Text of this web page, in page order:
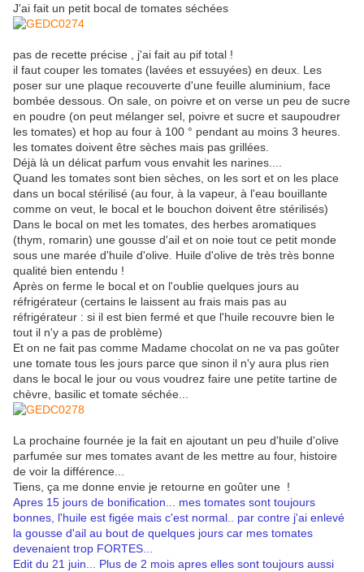
J'ai fait un petit bocal de tomates séchées
pas de recette précise , j'ai fait au pif total !
il faut couper les tomates (lavées et essuyées) en deux. Les
poser sur une plaque recouverte d'une feuille aluminium, face
bombée dessous. On sale, on poivre et on verse un peu de sucre
en poudre (on peut mélanger sel, poivre et sucre et saupoudrer
les tomates) et hop au four à 100 ° pendant au moins 3 heures.
les tomates doivent être sèches mais pas grillées.
Déjà là un délicat parfum vous envahit les narines....
Quand les tomates sont bien sèches, on les sort et on les place
dans un bocal stérilisé (au four, à la vapeur, à l'eau bouillante
comme on veut, le bocal et le bouchon doivent être stérilisés)
Dans le bocal on met les tomates, des herbes aromatiques
(thym, romarin) une gousse d'ail et on noie tout ce petit monde
sous une marée d'huile d'olive. Huile d'olive de très très bonne
qualité bien entendu !
Après on ferme le bocal et on l'oublie quelques jours au
réfrigérateur (certains le laissent au frais mais pas au
réfrigérateur : si il est bien fermé et que l'huile recouvre bien le
tout il n'y a pas de problème)
Et on ne fait pas comme Madame chocolat on ne va pas goûter
une tomate tous les jours parce que sinon il n'y aura plus rien
dans le bocal le jour ou vous voudrez faire une petite tartine de
chèvre, basilic et tomate séchée...
La prochaine fournée je la fait en ajoutant un peu d'huile d'olive
parfumée sur mes tomates avant de les mettre au four, histoire
de voir la différence...
Tiens, ça me donne envie je retourne en goûter une !
Apres 15 jours de bonification... mes tomates sont toujours
bonnes, l'huile est figée mais c'est normal.. par contre j'ai enlevé
la gousse d'ail au bout de quelques jours car mes tomates
devenaient trop FORTES...
Edit du 21 juin... Plus de 2 mois apres elles sont toujours aussi